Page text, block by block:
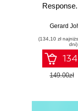
and
threat
Fourth
Gerard
(134,10 zł
dni)
149.00zł